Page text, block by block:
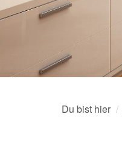
Du bist hier